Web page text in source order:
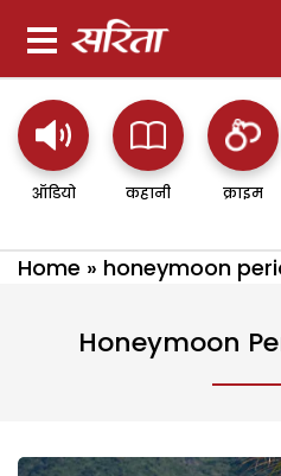
ऑडियो कहानी क्राइम
Home » honeymoon
Honeymoon